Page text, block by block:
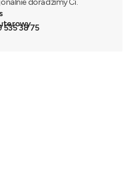
doradzimy Ci.
535 38 75